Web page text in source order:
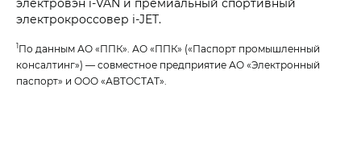
электрокроссовер i‑JET.
1По данным АО «ППК». АО «ППК» («Паспорт промышленный
консалтинг») — совместное предприятие АО «Электронный
паспорт» и ООО «АВТОСТАТ».